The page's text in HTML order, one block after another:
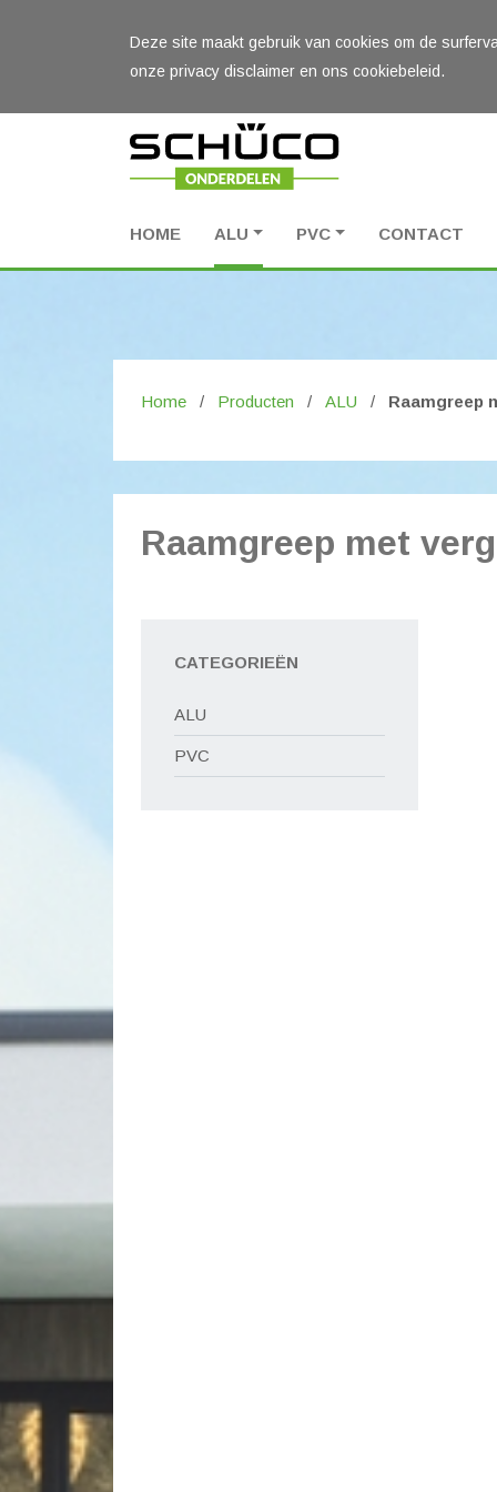
Deze site maakt gebruik van cookies om de
onze privacy disclaimer en ons cookiebeleid.
HOME ALU PVC CONTACT
Home / Producten / ALU / Raamgreep
Raamgreep met
CATEGORIEËN
ALU
PVC